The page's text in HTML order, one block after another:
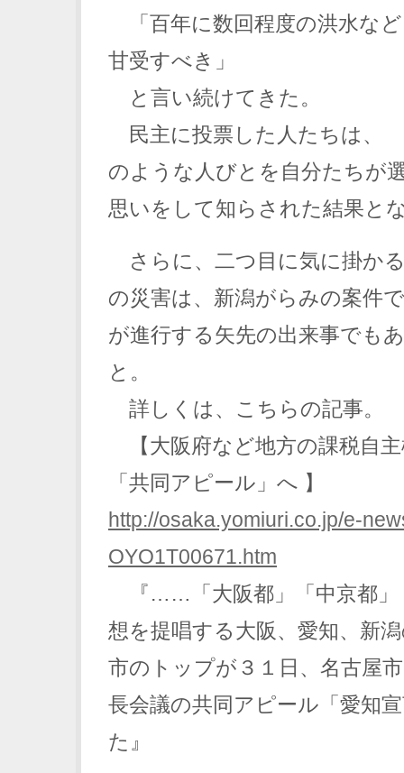
「百年に数回程度の洪水な
甘受すべき」
と言い続けてきた。
民主に投票した人たちは、
のような人びとを自分たちが
思いをして知らされた結果と
さらに、二つ目に気に掛か
の災害は、新潟がらみの案件
が進行する矢先の出来事でも
と。
詳しくは、こちらの記事。
【大阪府など地方の課税自
「共同アピール」へ 】
http://osaka.yomiuri.co.jp/e-
OYO1T00671.htm
『……「大阪都」「中京都」
想を提唱する大阪、愛知、新
市のトップが３１日、名古屋
長会議の共同アピール「愛知
た』